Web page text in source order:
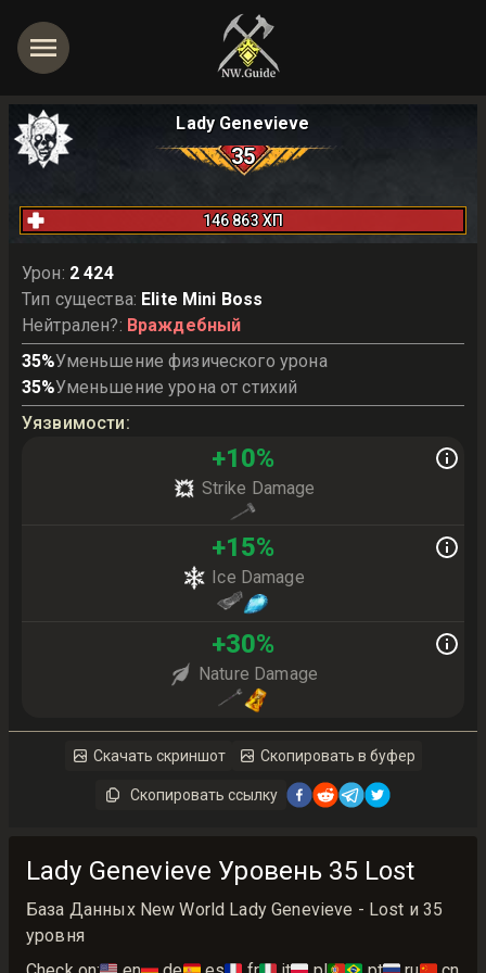
Lady Genevieve
35
146 863ХП
Урон: 2 424
Тип существа: Elite Mini Boss
Нейтрален?: Враждебный
35%Уменьшение физического урона
35%Уменьшение урона от стихий
Уязвимости:
+10%
Strike Damage
+15%
Ice Damage
+30%
Nature Damage
Скачать скриншот Скопировать в буфер
Скопировать ссылку
Lady Genevieve Уровень 35 Lost
База Данных New World Lady Genevieve - Lost и 35
уровня